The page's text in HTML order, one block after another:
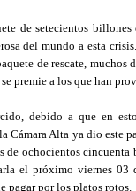
de setecientos billones
del mundo a esta
de rescate, muchos
premie a los que han
debido a que en
Cámara Alta ya dio este
de ochocientos cincuenta
el próximo viernes 03
pagar por los platos rotos.